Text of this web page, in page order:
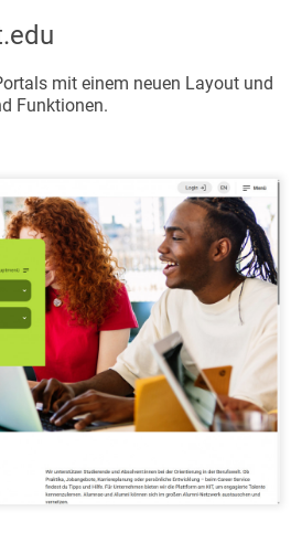
mit einem neuen Layout und
Funktionen.